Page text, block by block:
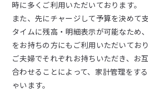
時に多くご利用いただいております。
また、先にチャージして予算を決めて
タイムに残高・明細表示が可能なため
をお持ちの方にもご利用いただいており
ご夫婦でそれぞれお持ちいただき、お
合わせることによって、家計管理をす
ゃいます。